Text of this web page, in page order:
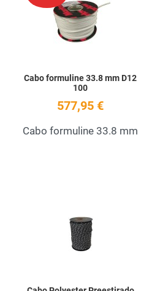
Quick View
Cabo formuline 33.8 mm D12
100
577,95 €
Cabo formuline 33.8 mm